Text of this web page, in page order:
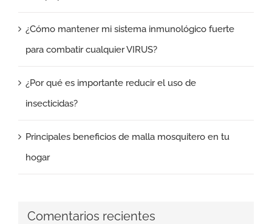
¿Cómo mantener mi sistema inmunológico fuerte
para combatir cualquier VIRUS?
¿Por qué es importante reducir el uso de
insecticidas?
Principales beneficios de malla mosquitero en tu
hogar
Comentarios recientes